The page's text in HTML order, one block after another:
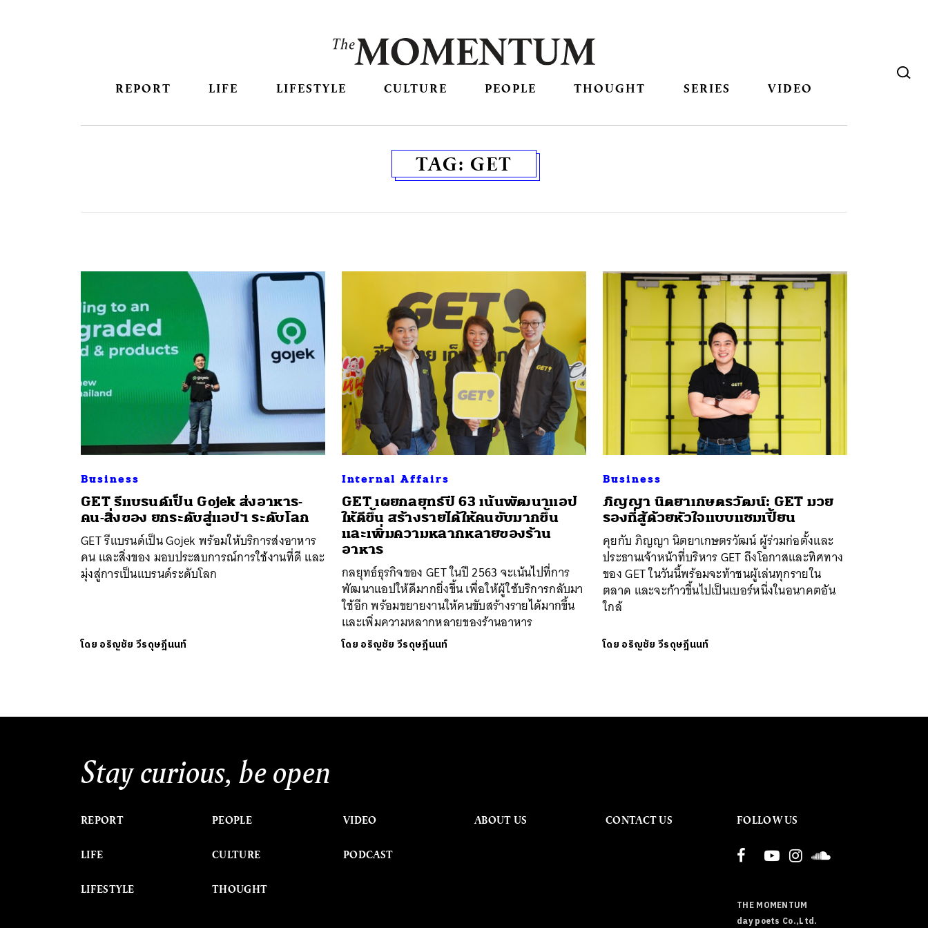
REPORT LIFE LIFESTYLE CULTURE PEOPLE THOUGHT SERIES VIDEO
TAG: GET
Business
GET รีแบรนด์เป็น Gojek ส่งอาหาร-
คน-สิ่งของ ยกระดับสู่แอปฯ ระดับโลก
GET รีแบรนด์เป็น Gojek พร้อมให้บริการส่งอาหาร
คน และสิ่งของ มอบประสบการณ์การใช้งานที่ดี และ
มุ่งสู่การเป็นแบรนด์ระดับโลก
โดย อริญชัย วีรดุษฎีนนท์
Internal Affairs
GET เผยกลยุทธ์ปี 63 เน้นพัฒนาแอป
ให้ดีขึ้น สร้างรายได้ให้คนขับมากขึ้น
และเพิ่มความหลากหลายของร้าน
อาหาร
กลยุทธ์ธุรกิจของ GET ในปี 2563 จะเน้นไปที่การ
พัฒนาแอปให้ดีมากยิ่งขึ้น เพื่อให้ผู้ใช้บริการกลับมา
ใช้อีก พร้อมขยายงานให้คนขับสร้างรายได้มากขึ้น
และเพิ่มความหลากหลายของร้านอาหาร
โดย อริญชัย วีรดุษฎีนนท์
Business
ภิญญา นิตยาเกษตรวัฒน์: GET มวย
รองที่สู้ด้วยหัวใจแบบแชมเปี้ยน
คุยกับ ภิญญา นิตยาเกษตรวัฒน์ ผู้ร่วมก่อตั้งและ
ประธานเจ้าหน้าที่บริหาร GET ถึงโอกาสและทิศทาง
ของ GET ในวันนี้พร้อมจะท้าชนผู้เล่นทุกรายใน
ตลาด และจะก้าวขึ้นไปเป็นเบอร์หนึ่งในอนาคตอัน
ใกล้
โดย อริญชัย วีรดุษฎีนนท์
Stay curious, be open
REPORT
LIFE
LIFESTYLE
PEOPLE
CULTURE
THOUGHT
VIDEO
PODCAST
ABOUT US CONTACT US FOLLOW US
THE MOMENTUM
day poets Co.,Ltd.
SHARE